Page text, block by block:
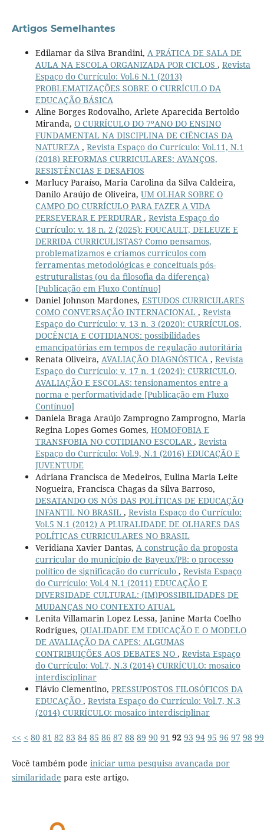
Artigos Semelhantes
Edilamar da Silva Brandini, A PRÁTICA DE SALA DE
AULA NA ESCOLA ORGANIZADA POR CICLOS , Revista
Espaço do Currículo: Vol.6 N.1 (2013)
PROBLEMATIZAÇÕES SOBRE O CURRÍCULO DA
EDUCAÇÃO BÁSICA
Aline Borges Rodovalho, Arlete Aparecida Bertoldo
Miranda, O CURRÍCULO DO 7ºANO DO ENSINO
FUNDAMENTAL NA DISCIPLINA DE CIÊNCIAS DA
NATUREZA , Revista Espaço do Currículo: Vol.11, N.1
(2018) REFORMAS CURRICULARES: AVANÇOS,
RESISTÊNCIAS E DESAFIOS
Marlucy Paraíso, Maria Carolina da Silva Caldeira,
Danilo Araújo de Oliveira, UM OLHAR SOBRE O
CAMPO DO CURRÍCULO PARA FAZER A VIDA
PERSEVERAR E PERDURAR , Revista Espaço do
Currículo: v. 18 n. 2 (2025): FOUCAULT, DELEUZE E
DERRIDA CURRICULISTAS? Como pensamos,
problematizamos e criamos currículos com
ferramentas metodológicas e conceituais pós-
estruturalistas (ou da filosofia da diferença)
[Publicação em Fluxo Contínuo]
Daniel Johnson Mardones, ESTUDOS CURRICULARES
COMO CONVERSAÇÃO INTERNACIONAL , Revista
Espaço do Currículo: v. 13 n. 3 (2020): CURRÍCULOS,
DOCÊNCIA E COTIDIANOS: possibilidades
emancipatórias em tempos de regulação autoritária
Renata Oliveira, AVALIAÇÃO DIAGNÓSTICA , Revista
Espaço do Currículo: v. 17 n. 1 (2024): CURRICULO,
AVALIAÇÃO E ESCOLAS: tensionamentos entre a
norma e performatividade [Publicação em Fluxo
Contínuo]
Daniela Braga Araújo Zamprogno Zamprogno, Maria
Regina Lopes Gomes Gomes, HOMOFOBIA E
TRANSFOBIA NO COTIDIANO ESCOLAR , Revista
Espaço do Currículo: Vol.9, N.1 (2016) EDUCAÇÃO E
JUVENTUDE
Adriana Francisca de Medeiros, Eulina Maria Leite
Nogueira, Francisca Chagas da Silva Barroso,
DESATANDO OS NÓS DAS POLÍTICAS DE EDUCAÇÃO
INFANTIL NO BRASIL , Revista Espaço do Currículo:
Vol.5 N.1 (2012) A PLURALIDADE DE OLHARES DAS
POLÍTICAS CURRICULARES NO BRASIL
Veridiana Xavier Dantas, A construção da proposta
curricular do município de Bayeux/PB: o processo
político de significação do currículo , Revista Espaço
do Currículo: Vol.4 N.1 (2011) EDUCAÇÃO E
DIVERSIDADE CULTURAL: (IM)POSSIBILIDADES DE
MUDANÇAS NO CONTEXTO ATUAL
Lenita Villamarin Lopez Lessa, Janine Marta Coelho
Rodrigues, QUALIDADE EM EDUCAÇÃO E O MODELO
DE AVALIAÇÃO DA CAPES: ALGUMAS
CONTRIBUIÇÕES AOS DEBATES NO , Revista Espaço
do Currículo: Vol.7, N.3 (2014) CURRÍCULO: mosaico
interdisciplinar
Flávio Clementino, PRESSUPOSTOS FILOSÓFICOS DA
EDUCAÇÃO , Revista Espaço do Currículo: Vol.7, N.3
(2014) CURRÍCULO: mosaico interdisciplinar
<< < 80 81 82 83 84 85 86 87 88 89 90 91 92 93 94 95 96 97 98 99
Você também pode iniciar uma pesquisa avançada por
similaridade para este artigo.